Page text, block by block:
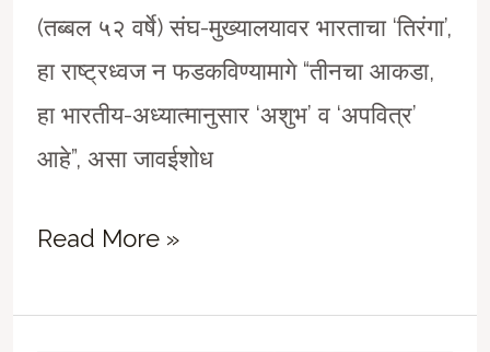
(तब्बल ५२ वर्षे) संघ-मुख्यालयावर भारताचा ‘तिरंगा’,
हा राष्ट्रध्वज न फडकविण्यामागे “तीनचा आकडा,
हा भारतीय-अध्यात्मानुसार ‘अशुभ’ व ‘अपवित्र’
आहे”, असा जावईशोध
विज्ञान,
आणि
Read More »